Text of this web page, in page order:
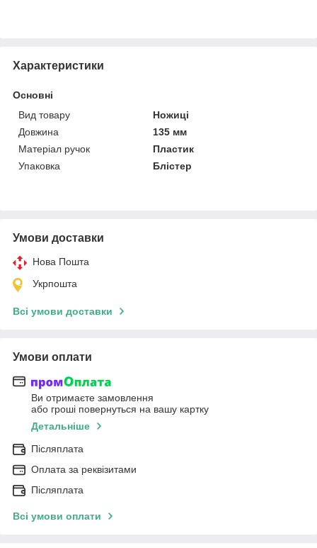
Характеристики
Основні
Вид товару
Ножиці
Довжина
135 мм
Матеріал ручок
Пластик
Упаковка
Блістер
Умови доставки
Нова Пошта
Укрпошта
Всі умови доставки
Умови оплати
Ви отримаєте замовлення
або гроші повернуться на вашу картку
Детальніше
Післяплата
Оплата за реквізитами
Післяплата
Всі умови оплати